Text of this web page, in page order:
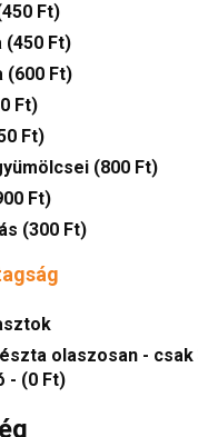
Ft)
(450 Ft)
(600 Ft)
Ft)
Ft)
(800 Ft)
Ft)
(300 Ft)
olaszosan -
- (0 Ft)